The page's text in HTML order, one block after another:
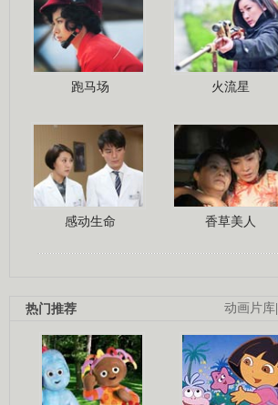
跑马场 火流星
感动生命 香草美人
动画片库|
热门推荐